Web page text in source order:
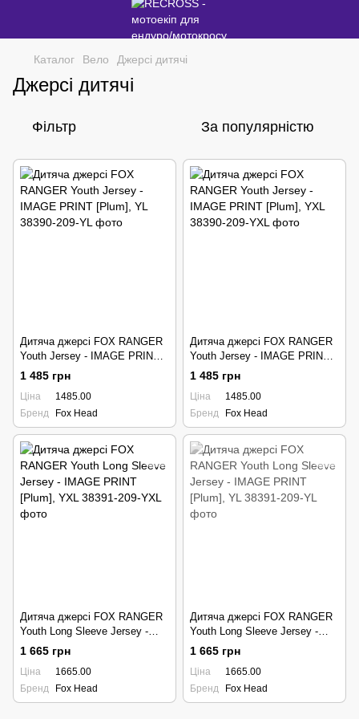
Каталог Вело Джерсі дитячі
Джерсі дитячі
Фільтр За популярністю
Дитяча джерсі FOX RANGER
Youth Jersey - IMAGE PRINT
[Plum], YL
1 485 грн
Ціна
1485.00
Бренд
Fox Head
Дитяча джерсі FOX RANGER
Youth Jersey - IMAGE PRINT
[Plum], YXL
1 485 грн
Ціна
1485.00
Бренд
Fox Head
Дитяча джерсі FOX RANGER
Youth Long Sleeve Jersey -
IMAGE PRINT [Plum], YXL
1 665 грн
Ціна
1665.00
Бренд
Fox Head
Дитяча джерсі FOX RANGER
Youth Long Sleeve Jersey -
IMAGE PRINT [Plum], YL
1 665 грн
Ціна
1665.00
Бренд
Fox Head